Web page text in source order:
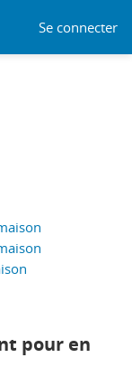
Se connecter
pour en